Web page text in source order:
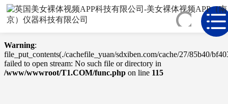
Warning: mkdir(): No space left on device in
/www/wwwroot/T1.COM/func.php
Warning:
file_put_contents(./cachefile_yuan/sdxiben.com/cache/27/85b40/
failed to open stream: No such file or directory in
/www/wwwroot/T1.COM/func.php on line 115